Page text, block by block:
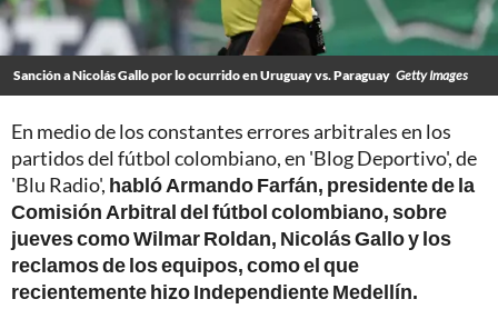
Sanción a Nicolás Gallo por lo ocurrido en Uruguay vs. Paraguay Getty Images
En medio de los constantes errores arbitrales en los
partidos del fútbol colombiano, en 'Blog Deportivo', de
'Blu Radio', habló Armando Farfán, presidente de la
Comisión Arbitral del fútbol colombiano, sobre
jueves como Wilmar Roldan, Nicolás Gallo y los
reclamos de los equipos, como el que
recientemente hizo Independiente Medellín.